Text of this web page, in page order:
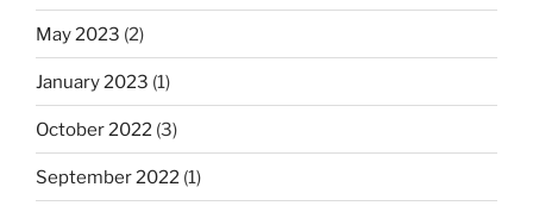
May 2023 (2)
January 2023 (1)
October 2022 (3)
September 2022 (1)